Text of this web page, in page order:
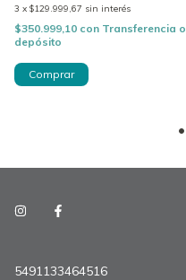
3 x $129.999,67 sin interés
$350.999,10 con Transferencia o
depósito
5491133464516